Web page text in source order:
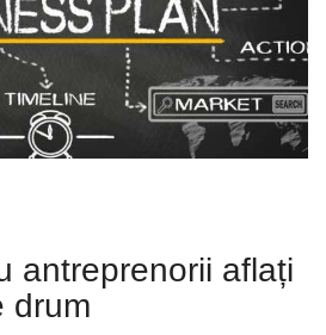
antreprenorii aflați
drum